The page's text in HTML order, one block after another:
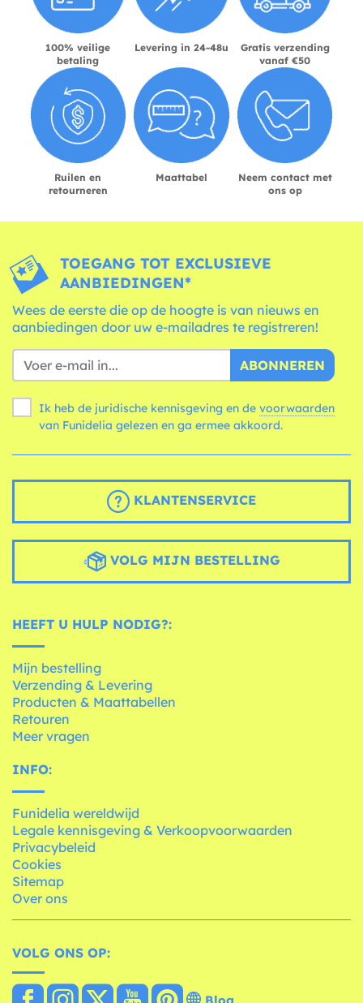
100% veilige
betaling
Levering in 24-48u
Gratis verzending
vanaf €50
Ruilen en
retourneren
Maattabel
Neem contact met
ons op
TOEGANG TOT EXCLUSIEVE
AANBIEDINGEN*
Wees de eerste die op de hoogte is van nieuws en
aanbiedingen door uw e-mailadres te registreren!
ABONNEREN
Ik heb de juridische kennisgeving en de voorwaarden
van Funidelia gelezen en ga ermee akkoord.
KLANTENSERVICE
VOLG MIJN BESTELLING
HEEFT U HULP NODIG?:
Mijn bestelling
Verzending & Levering
Producten & Maattabellen
Retouren
Meer vragen
INFO:
Funidelia wereldwijd
Legale kennisgeving & Verkoopvoorwaarden
Privacybeleid
Cookies
Sitemap
Over ons
VOLG ONS OP: